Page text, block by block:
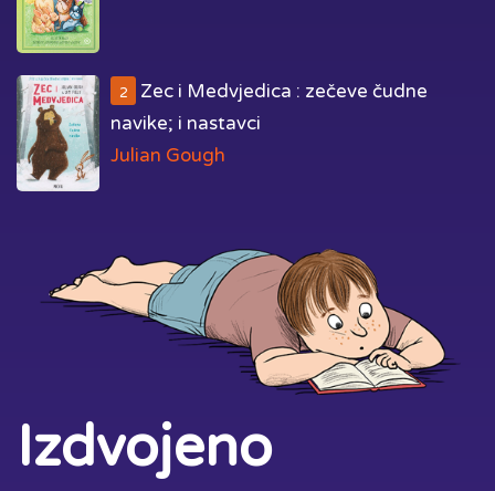
2
Zec i Medvjedica : zečeve čudne
navike; i nastavci
Julian Gough
Izdvojeno